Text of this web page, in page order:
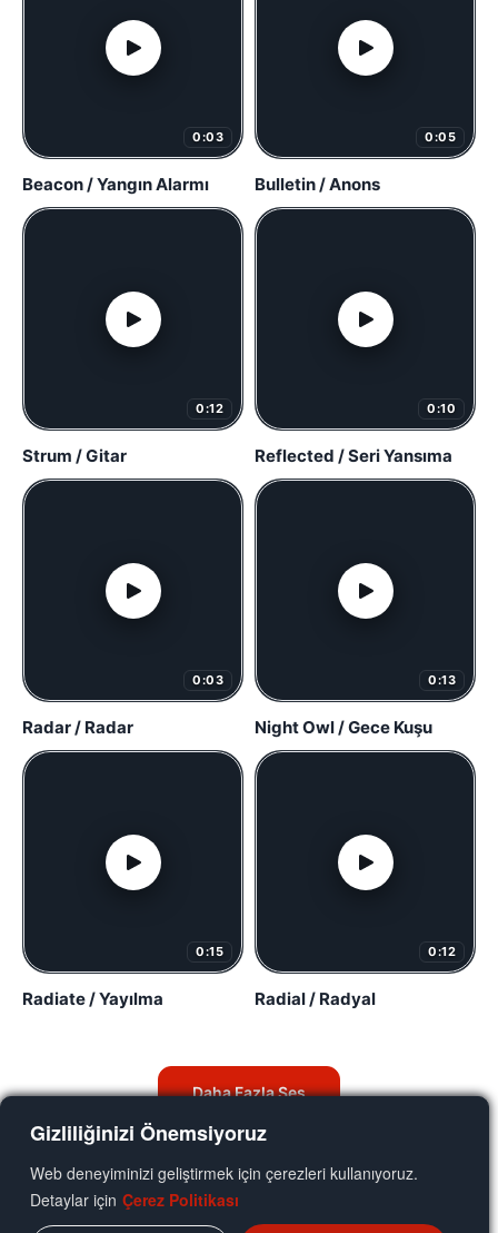
Gizliliğinizi Önemsiyoruz
Web deneyiminizi geliştirmek için çerezleri kullanıyoruz.
Detaylar için Çerez Politikası
0:03
Beacon / Yangın Alarmı
0:05
Bulletin / Anons
0:12
Strum / Gitar
0:10
Reflected / Seri Yansıma
0:03
Radar / Radar
0:13
Night Owl / Gece Kuşu
0:15
Radiate / Yayılma
0:12
Radial / Radyal
Daha Fazla Ses